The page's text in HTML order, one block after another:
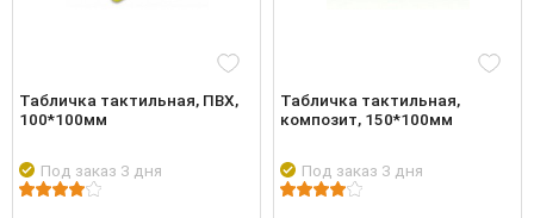
Табличка тактильная, ПВХ,
100*100мм
Под заказ 3 дня
Табличка тактильная,
композит, 150*100мм
Под заказ 3 дня
Подробнее